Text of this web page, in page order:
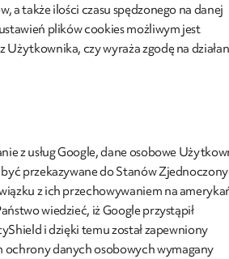
a także ilości czasu spędzonego na danej
plików cookies możliwym jest
Użytkownika, czy wyraża zgodę na
z usług Google, dane osobowe
przekazywane do Stanów
z ich przechowywaniem na
wiedzieć, iż Google przystąpił
i dzięki temu został zapewniony
danych osobowych wymagany